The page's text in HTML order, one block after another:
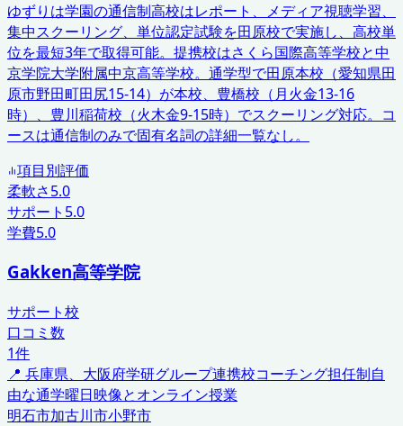
ゆずりは学園の通信制高校はレポート、メディア視聴学習、
集中スクーリング、単位認定試験を田原校で実施し、高校単
位を最短3年で取得可能。提携校はさくら国際高等学校と中
京学院大学附属中京高等学校。通学型で田原本校（愛知県田
原市野田町田尻15-14）が本校、豊橋校（月火金13-16
時）、豊川稲荷校（火木金9-15時）でスクーリング対応。コ
ースは通信制のみで固有名詞の詳細一覧なし。
項目別評価
柔軟さ5.0
サポート 5.0
学費5.0
Gakken高等学院
サポート校
口コミ数
1件
📍 兵庫県、大阪府学研グループ連携校コーチング担任制自
由な通学曜日映像とオンライン授業
明石市加古川市小野市